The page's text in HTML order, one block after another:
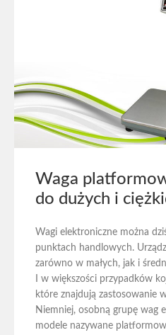
Waga
do dużych i
Wagi elektroniczne można
punktach handlowych.
zarówno w małych, jak i
I w większości przypadków
które znajdują zastosowanie
Niemniej, osobną grupę wag
modele nazywane